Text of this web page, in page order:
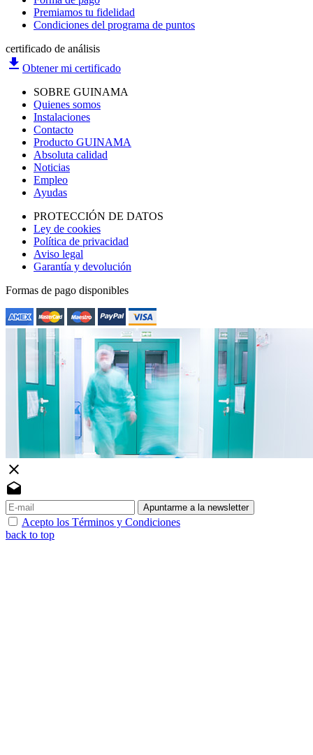
Premiamos tu fidelidad
Condiciones del programa de puntos
certificado de análisis
file_download Obtener mi certificado
SOBRE GUINAMA
Quienes somos
Instalaciones
Contacto
Producto GUINAMA
Absoluta calidad
Noticias
Empleo
Ayudas
PROTECCIÓN DE DATOS
Ley de cookies
Política de privacidad
Aviso legal
Garantía y devolución
Formas de pago disponibles
close
drafts
Apuntarme a la newsletter
Acepto los Términos y Condiciones
back to top